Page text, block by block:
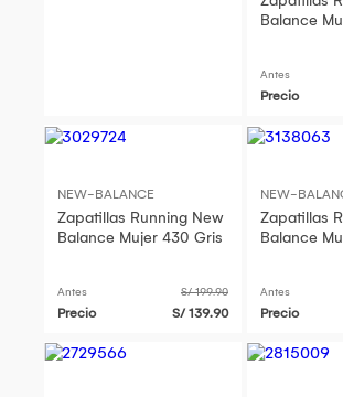
Balance
Antes
Precio
NEW-BALANCE
Zapatillas Running New
Balance Mujer 430 Gris
Antes S/ 199.90
Precio S/ 139.90
NEW-
Zapatillas
Balance
Antes
Precio